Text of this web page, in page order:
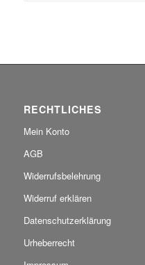
RECHTLICHES
Mein Konto
AGB
Widerrufsbelehrung
Widerruf erklären
Datenschutzerklärung
Urheberrecht